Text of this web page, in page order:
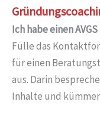
Ich habe einen
Fülle das
für einen
aus. Darin
Inhalte und